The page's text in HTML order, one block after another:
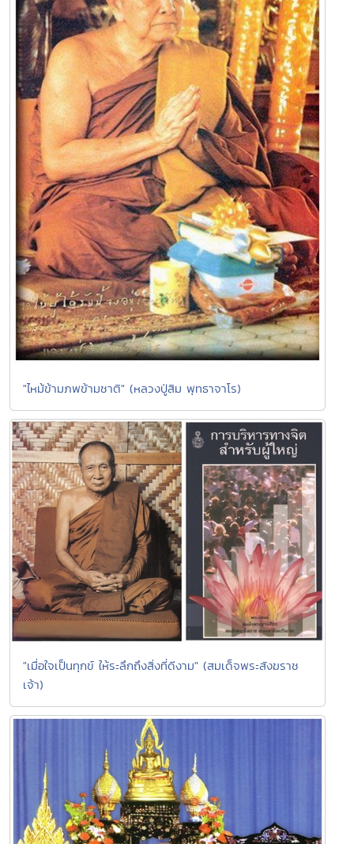
"ไหม้ข้ามภพข้ามชาติ" (หลวงปู่สิม พุทธาจาโร)
"เมื่อใจเป็นทุกข์ ให้ระลึกถึงสิ่งที่ดีงาม" (สมเด็จพระสังฆราช
เจ้า)